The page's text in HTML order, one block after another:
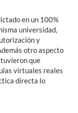
en un 100%
universidad,
y
otro aspecto
que
virtuales reales
directa lo